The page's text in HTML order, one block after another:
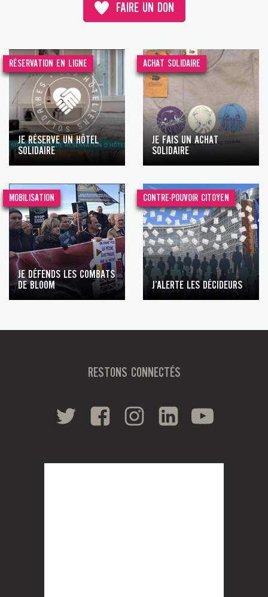
FAIRE UN DON
RÉSERVATION EN LIGNE
JE RÉSERVE UN HÔTEL
SOLIDAIRE
ACHAT SOLIDAIRE
JE FAIS UN ACHAT
SOLIDAIRE
MOBILISATION
JE DÉFENDS LES COMBATS
DE BLOOM
CONTRE-POUVOIR CITOYEN
J’ALERTE LES DÉCIDEURS
RESTONS CONNECTÉS